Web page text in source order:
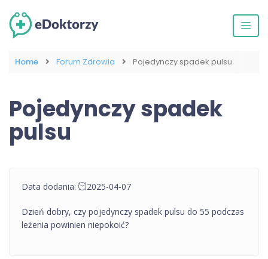
Home Forum Zdrowia Pojedynczy spadek pulsu
Pojedynczy spadek
pulsu
Data dodania: 2025-04-07
Dzień dobry, czy pojedynczy spadek pulsu do 55 podczas
leżenia powinien niepokoić?